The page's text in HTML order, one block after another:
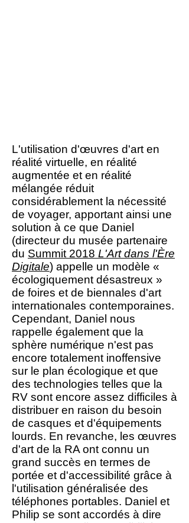
L'utilisation d'œuvres d'art en
réalité virtuelle, en réalité
augmentée et en réalité
mélangée réduit
considérablement la nécessité
de voyager, apportant ainsi une
solution à ce que Daniel
(directeur du musée partenaire
du Summit 2018 L'Art dans l'Ère
Digitale) appelle un modèle «
écologiquement désastreux »
de foires et de biennales d'art
internationales contemporaines.
Cependant, Daniel nous
rappelle également que la
sphère numérique n'est pas
encore totalement inoffensive
sur le plan écologique et que
des technologies telles que la
RV sont encore assez difficiles à
distribuer en raison du besoin
de casques et d'équipements
lourds. En revanche, les œuvres
d'art de la RA ont connu un
grand succès en termes de
portée et d'accessibilité grâce à
l'utilisation généralisée des
téléphones portables. Daniel et
Philip se sont accordés à dire